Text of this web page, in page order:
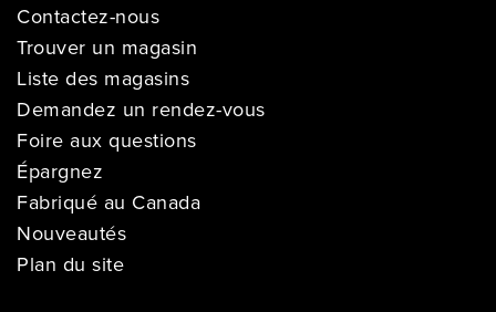
Contactez-nous
Trouver un magasin
Liste des magasins
Demandez un rendez-vous
Foire aux questions
Épargnez
Fabriqué au Canada
Nouveautés
Plan du site